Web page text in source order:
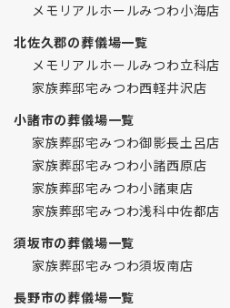
メモリアルホールみつわ小海店
北佐久郡の葬儀場一覧
メモリアルホールみつわ立科店
家族葬邸宅みつわ西軽井沢店
小諸市の葬儀場一覧
家族葬邸宅みつわ御影長土呂店
家族葬邸宅みつわ小諸西原店
家族葬邸宅みつわ小諸東店
家族葬邸宅みつわ浅科中佐都店
須坂市の葬儀場一覧
家族葬邸宅みつわ須坂南店
長野市の葬儀場一覧